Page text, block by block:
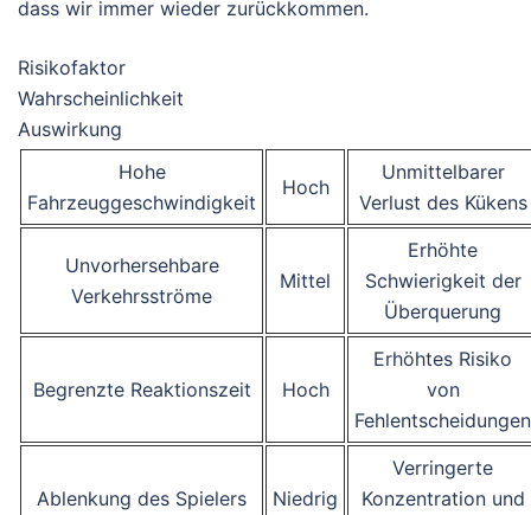
dass wir immer wieder zurückkommen.
Risikofaktor
Wahrscheinlichkeit
Auswirkung
Hohe
Fahrzeuggeschwindigkeit
Hoch
Unmittelbarer
Verlust des Kükens
Unvorhersehbare
Verkehrsströme
Mittel
Erhöhte
Schwierigkeit der
Überquerung
Begrenzte Reaktionszeit Hoch
Erhöhtes Risiko
von
Fehlentscheidungen
Ablenkung des Spielers Niedrig
Verringerte
Konzentration und